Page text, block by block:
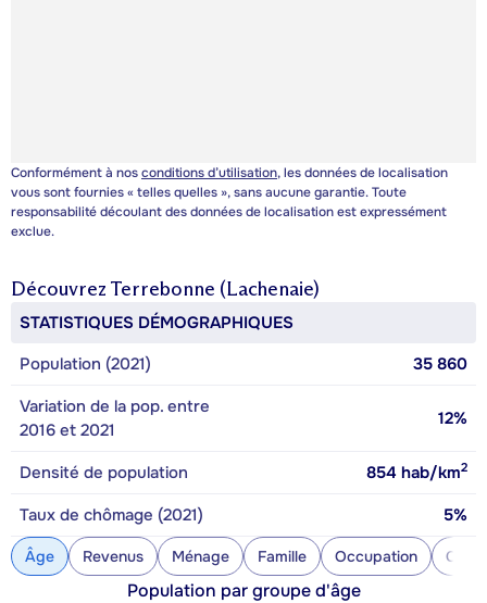
Conformément à nosconditions d’utilisation, les données de localisation
vous sont fournies « telles quelles », sans aucune garantie. Toute
responsabilité découlant des données de localisation est expressément
exclue.
Découvrez Terrebonne (Lachenaie)
STATISTIQUES DÉMOGRAPHIQUES
Population (2021)
35 860
Variation de la pop. entre
2016 et 2021
12%
Densité de population 854 hab/km2
Taux de chômage (2021) 5%
Âge Revenus Ménage Famille Occupation
Population par groupe d'âge